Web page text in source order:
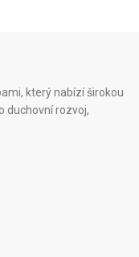
který nabízí širokou
duchovní rozvoj,